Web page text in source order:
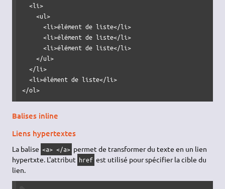
  <li>
    <ul>
      <li>élément de liste</li>
      <li>élément de liste</li>
      <li>élément de liste</li>
    </ul>
  </li>
  <li>élément de liste</li>
</ol>
Balises inline
Liens hypertextes
La balise <a> </a> permet de transformer du texte en un lien
hypertxte. L'attribut href est utilisé pour spécifier la cible du
lien.